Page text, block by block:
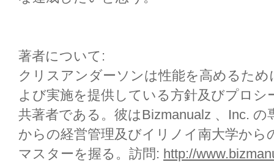
著者について:
クリスアンダーソンは性能を高めるた
よび実施を提供している方針及びプロ
共著者である。彼はBizmanualz 、Inc. の
からの経営管理及びイリノイ南大学から
マスターを握る。訪問: http://